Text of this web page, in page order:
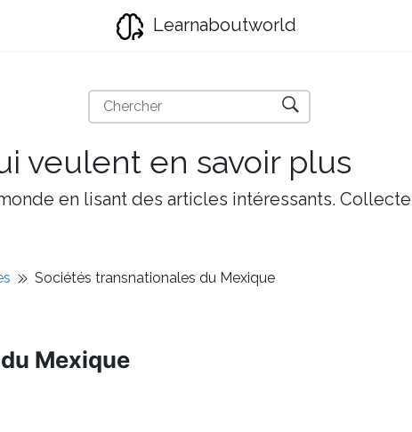
Learnaboutworld
veulent en savoir plus
en lisant des articles intéressants.
Sociétés transnationales du Mexique
Mexique